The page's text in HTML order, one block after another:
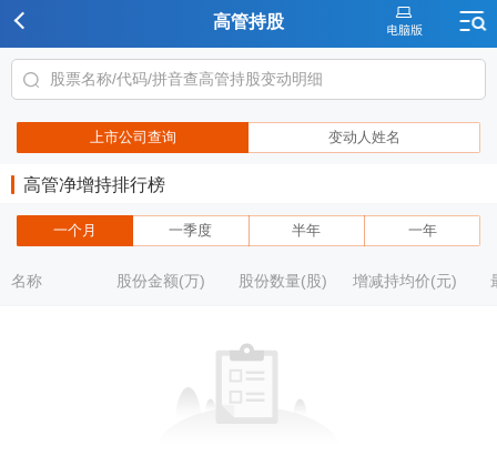
高管持股
上市公司查询 变动人姓名
高管净增持排行榜
一个月 一季度 半年 一年
名称 股份金额(万) 股份数量(股) 增减持均价(元)